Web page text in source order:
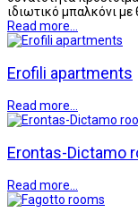
ιδιωτικό μπαλκόνι
Read more...
Erofili apartments
Read more...
Erontas-Dictamo
Read more...